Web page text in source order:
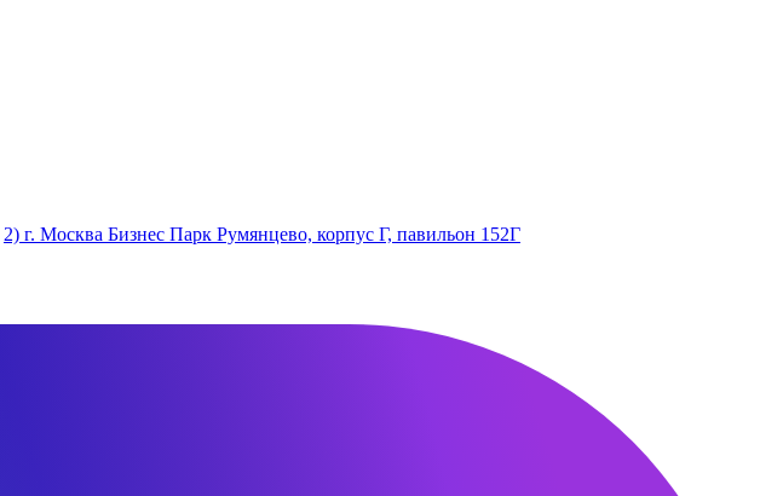
2) г. Москва Бизнес Парк Румянцево, корпус Г, павильон 152Г